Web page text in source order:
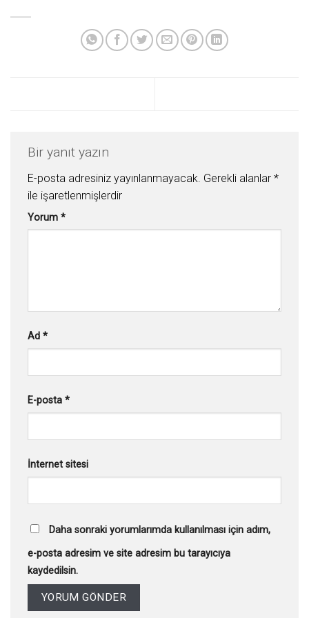
Bir yanıt yazın
E-posta adresiniz yayınlanmayacak. Gerekli alanlar *
ile işaretlenmişlerdir
Yorum *
Ad *
E-posta *
İnternet sitesi
Daha sonraki yorumlarımda kullanılması için adım,
e-posta adresim ve site adresim bu tarayıcıya
kaydedilsin.